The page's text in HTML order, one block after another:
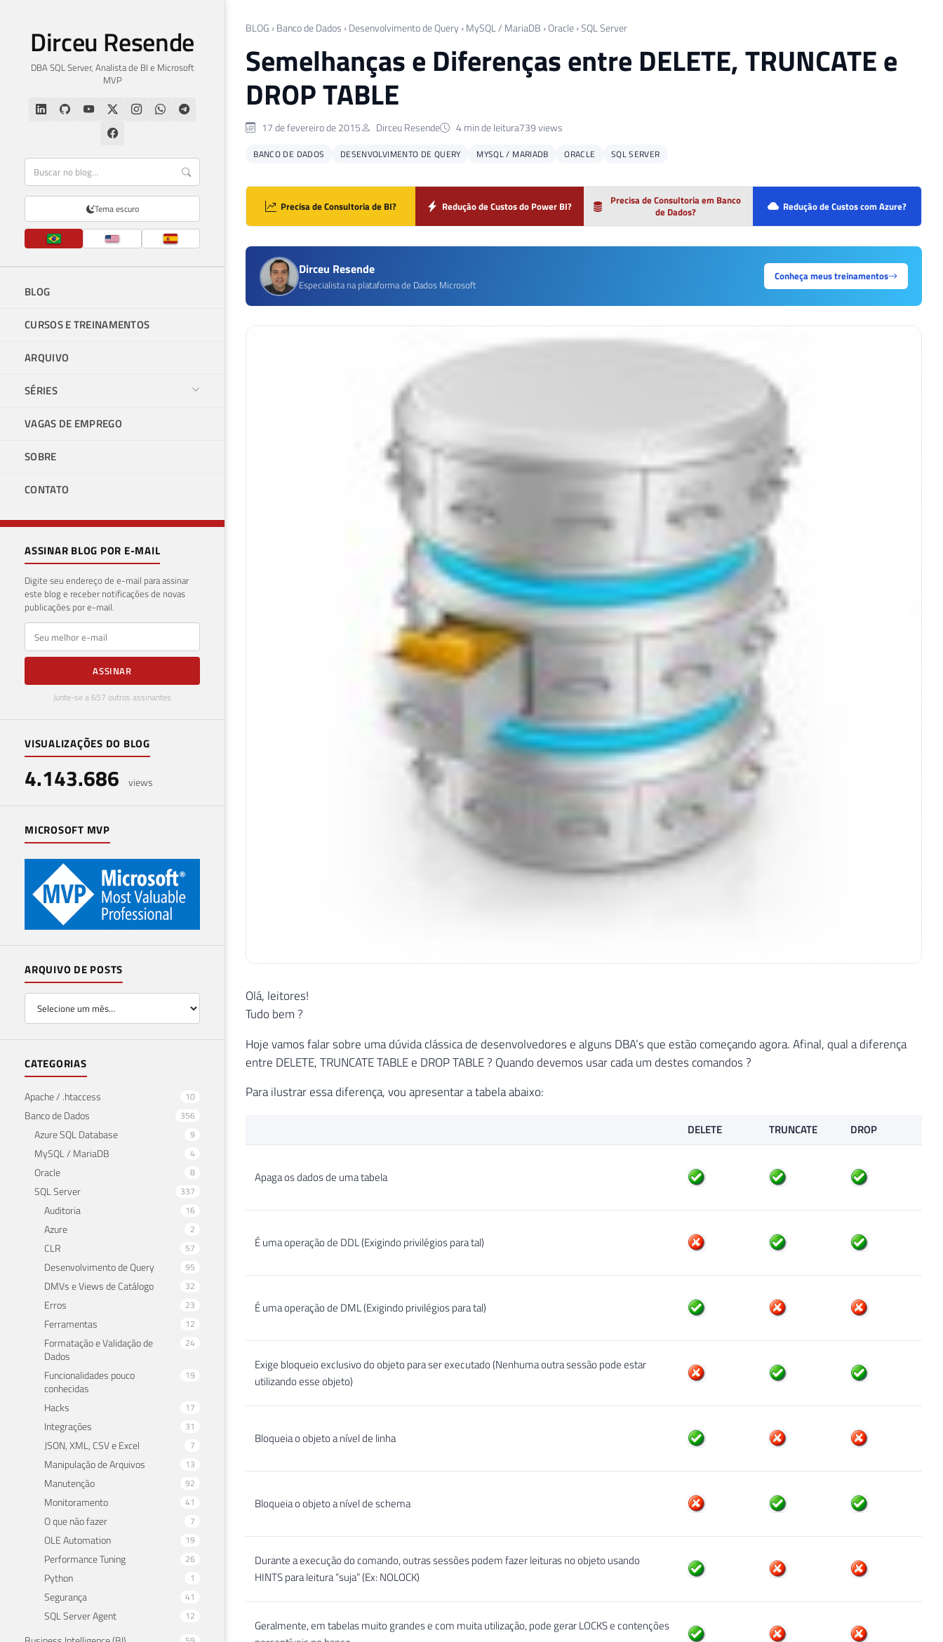
Dirceu Resende
DBA SQL Server, Analista de BI e Microsoft
MVP
Tema escuro
BLOG
CURSOS E TREINAMENTOS
ARQUIVO
SÉRIES
VAGAS DE EMPREGO
SOBRE
CONTATO
ASSINAR BLOG POR E-MAIL
Digite seu endereço de e-mail para assinar
este blog e receber notificações de novas
publicações por e-mail.
E-mail
ASSINAR
Junte-se a 657 outros assinantes
VISUALIZAÇÕES DO BLOG
4.143.686 views
MICROSOFT MVP
ARQUIVO DE POSTS
CATEGORIAS
Apache / .htaccess 10
Banco de Dados 356
Azure SQL Database 9
MySQL / MariaDB 4
Oracle 8
SQL Server 337
Auditoria 16
Azure 2
CLR 57
Desenvolvimento de Query 95
DMVs e Views de Catálogo 32
Erros 23
Ferramentas 12
Formatação e Validação de
Dados
24
Funcionalidades pouco
conhecidas
19
Hacks 17
Integrações 31
JSON, XML, CSV e Excel 7
Manipulação de Arquivos 13
Manutenção 92
Monitoramento 41
O que não fazer 7
OLE Automation 19
Performance Tuning 26
Python 1
Segurança 41
SQL Server Agent 12
BLOG › Banco de Dados › Desenvolvimento de Query › MySQL / MariaDB › Oracle ›SQL Server
Semelhanças e Diferenças entre DELETE, TRUNCATE e
DROP TABLE
17 de fevereiro de 2015 Dirceu Resende 4 min de leitura739 views
BANCO DE DADOS DESENVOLVIMENTO DE QUERY MYSQL / MARIADB ORACLE SQL SERVER
Precisa de Consultoria de BI? Redução de Custos do Power BI?
Precisa de Consultoria em Banco
de Dados?
Redução de Custos com Azure?
Dirceu Resende
Especialista na plataforma de Dados Microsoft
Conheça meus treinamentos
Olá, leitores!
Tudo bem ?
Hoje vamos falar sobre uma dúvida clássica de desenvolvedores e alguns DBA’s que estão começando agora. Afinal, qual a diferença
entre DELETE, TRUNCATE TABLE e DROP TABLE ? Quando devemos usar cada um destes comandos ?
Para ilustrar essa diferença, vou apresentar a tabela abaixo:
DELETE TRUNCATE DROP
Apaga os dados de uma tabela
É uma operação de DDL (Exigindo privilégios para tal)
É uma operação de DML (Exigindo privilégios para tal)
Exige bloqueio exclusivo do objeto para ser executado (Nenhuma outra sessão pode estar
utilizando esse objeto)
Bloqueia o objeto a nível de linha
Bloqueia o objeto a nível de schema
Durante a execução do comando, outras sessões podem fazer leituras no objeto usando
HINTS para leitura “suja” (Ex: NOLOCK)
Geralmente, em tabelas muito grandes e com muita utilização, pode gerar LOCKS e contenções